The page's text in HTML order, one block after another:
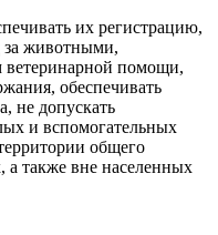
их регистрацию,
животными,
ветеринарной помощи,
обеспечивать
не допускать
и вспомогательных
общего
а также вне населенных